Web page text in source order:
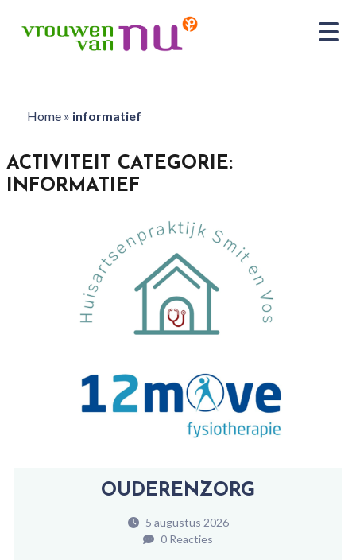
Home» informatief
ACTIVITEIT CATEGORIE:
INFORMATIEF
OUDERENZORG
5 augustus 2026
0 Reacties